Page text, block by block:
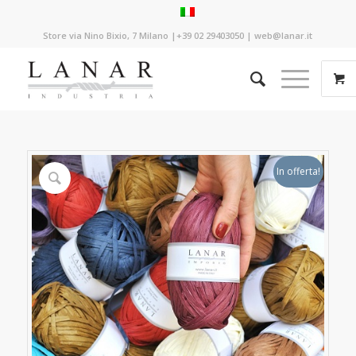
Store via Nino Bixio, 7 Milano |+39 02 29403050 | web@lanar.it
In offerta!